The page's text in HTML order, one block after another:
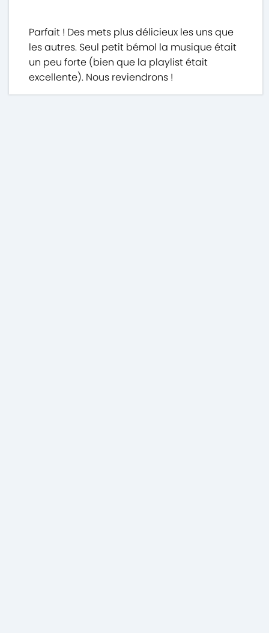
Parfait ! Des mets plus délicieux les uns que
les autres. Seul petit bémol la musique était
un peu forte (bien que la playlist était
excellente). Nous reviendrons !